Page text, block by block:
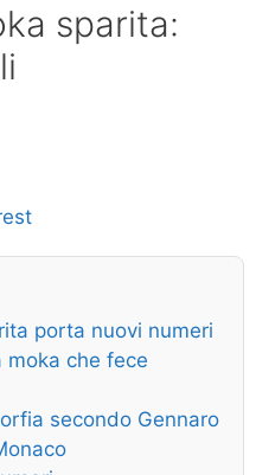
sparita:
porta nuovi numeri
moka che fece
secondo Gennaro